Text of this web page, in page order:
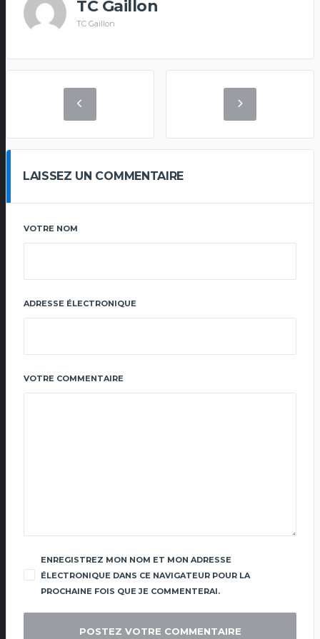
TC Gaillon
TC Gaillon
LAISSEZ UN COMMENTAIRE
VOTRE NOM
ADRESSE ÉLECTRONIQUE
VOTRE COMMENTAIRE
ENREGISTREZ MON NOM ET MON ADRESSE
ÉLECTRONIQUE DANS CE NAVIGATEUR POUR LA
PROCHAINE FOIS QUE JE COMMENTERAI.